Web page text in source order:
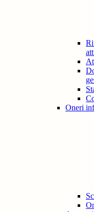
Oneri